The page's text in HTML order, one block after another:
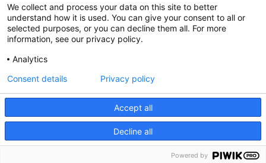
@CGTCatalunya
cgtcatalunya
cgtcatalunya
Desenvolupat per
We collect and process your data on this site to better
understand how it is used. You can give your consent to all or
selected purposes, or you can decline them all. For more
information, see our privacy policy.
Analytics
Accept all
Decline all
Consent details Privacy policy
Powered by